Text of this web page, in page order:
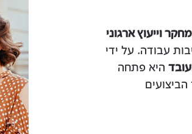
וייעוץ ארגוני
עבודה. על ידי
היא פתחה